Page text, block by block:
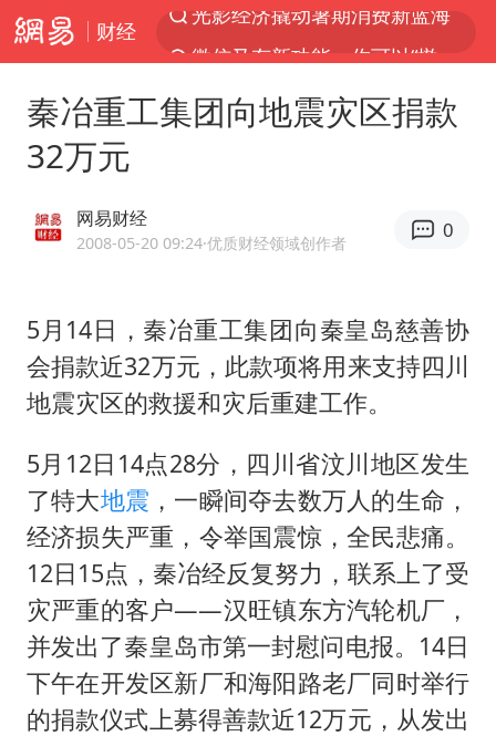
财经
微信又有新功能，你可以“撤回”你的撤回了！
新疆优化调整景区内自驾服务费
央视新主播李秋莹孙亚鹏亮相
台当局重金为“台独”织“皇帝新衣”
商场现钱学森巨幅海报 负责人回应
老挝国会主席赛宋蓬逝世
购飞机票7分钟后退票被扣2022元
郑丽文：台湾从来没有“独立”过
白海豚将正面袭击贯穿浙江
黄金牛市回来了吗
酒店花洒现排泄物住客索赔遭拒
乐享全民健身 共筑健康中国
秦冶重工集团向地震灾区捐款
32万元
网易财经
2008-05-20 09:24·优质财经领域创作者
0
5月14日，秦冶重工集团向秦皇岛慈善协
会捐款近32万元，此款项将用来支持四川
地震灾区的救援和灾后重建工作。
5月12日14点28分，四川省汶川地区发生
了特大地震 ，一瞬间夺去数万人的生命，
经济损失严重，令举国震惊，全民悲痛。
12日15点，秦冶经反复努力，联系上了受
灾严重的客户——汉旺镇东方汽轮机厂，
并发出了秦皇岛市第一封慰问电报。14日
下午在开发区新厂和海阳路老厂同时举行
的捐款仪式上募得善款近12万元，从发出